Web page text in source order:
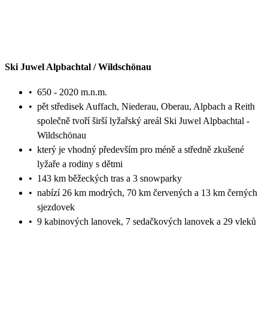
Ski Juwel Alpbachtal / Wildschönau
• 650 - 2020 m.n.m.
• pět středisek Auffach, Niederau, Oberau, Alpbach a Reith
společně tvoří širší lyžařský areál Ski Juwel Alpbachtal -
Wildschönau
• který je vhodný především pro méně a středně zkušené
lyžaře a rodiny s dětmi
• 143 km běžeckých tras a 3 snowparky
• nabízí 26 km modrých, 70 km červených a 13 km černých
sjezdovek
• 9 kabinových lanovek, 7 sedačkových lanovek a 29 vleků